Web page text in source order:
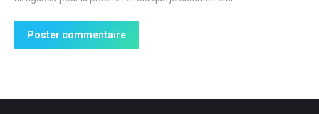
Poster commentaire